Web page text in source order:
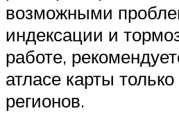
возможными
индексации и
работе,
атласе карты
регионов.